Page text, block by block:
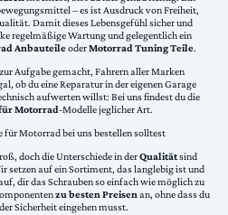
– es ist Ausdruck von Freiheit,
Damit dieses Lebensgefühl sicher und
regelmäßige Wartung und gelegentlich ein
AnbauteileoderMotorrad Tuning Teile.
Aufgabe gemacht, Fahrern aller Marken
ob du eine Reparatur in der eigenen Garage
aufwerten willst: Bei uns findest du die
Motorrad-Modelle jeglicher Art.
für Motorrad bei uns bestellen solltest
doch die Unterschiede in derQualitätsind
setzen auf ein Sortiment, das langlebig ist und
dir das Schrauben so einfach wie möglich zu
zu besten Preisenan, ohne dass du
Sicherheit eingehen musst.